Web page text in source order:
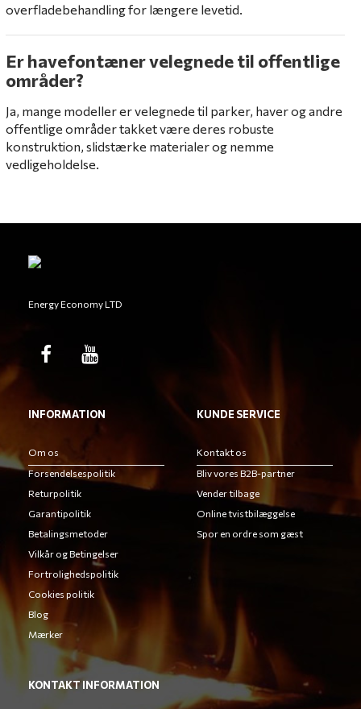
overfladebehandling for længere levetid.
Er havefontæner velegnede til offentlige
områder?
Ja, mange modeller er velegnede til parker, haver og andre
offentlige områder takket være deres robuste
konstruktion, slidstærke materialer og nemme
vedligeholdelse.
Energy Economy LTD
INFORMATION
Om os
Forsendelsespolitik
Returpolitik
Garantipolitik
Betalingsmetoder
Vilkår og Betingelser
Fortrolighedspolitik
Cookies politik
Blog
Mærker
KUNDE SERVICE
Kontakt os
Bliv vores B2B-partner
Vender tilbage
Online tvistbilæggelse
Spor en ordre som gæst
KONTAKT INFORMATION